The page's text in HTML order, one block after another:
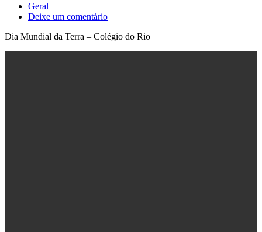
Geral
Deixe um comentário
Dia Mundial da Terra – Colégio do Rio